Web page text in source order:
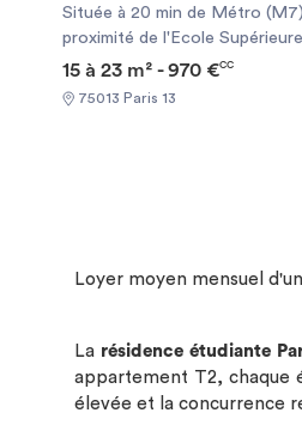
Située à 20 min de Métro (M7)
proximité de l'Ecole
l'Université Panthéon Sorbonne A quelques minutes
pieds des Métros M5, M6, M7 et M14 A
Jardin des Plantes Commerces alimentaire à proximité de
(septembre à juin) Application sport & nutrition offerte
l'aide au logement (ALS) Solution de caution solidaire
client digitalisé Transfert gratuit entre résidences Studéa
CONVIVIALITÉ : Programme d'animations (soirée
15 à 23 m² - 970 €CC
75013 Paris 13
Loyer moyen mensuel
La résidence étudiante
appartement T2, chaque
élevée et la concurrence